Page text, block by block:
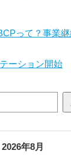
って？事業継
ーション開始
2026年8月